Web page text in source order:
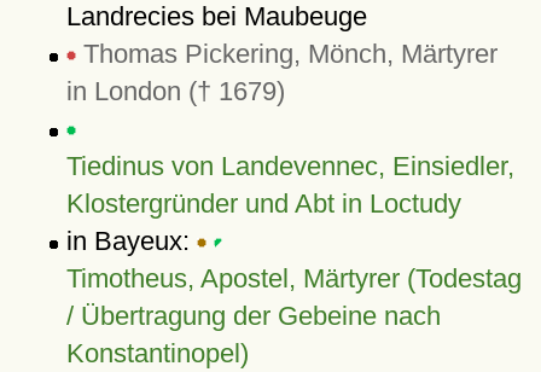
Landrecies bei Maubeuge
Thomas Pickering, Mönch, Märtyrer
in London († 1679)
Tiedinus von Landevennec, Einsiedler,
Klostergründer und Abt in Loctudy
in Bayeux:
Timotheus, Apostel, Märtyrer (Todestag
/ Übertragung der Gebeine nach
Konstantinopel)